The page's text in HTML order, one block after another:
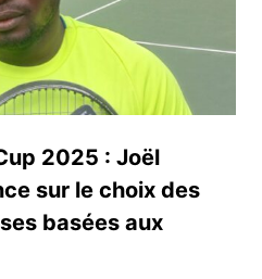
2025 : Joël
sur le choix des
basées aux